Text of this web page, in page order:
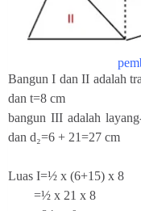
Bangun I dan II adalah
dan t=8 cm
bangun III adalah
dan d₂=6 + 21=27 cm
Luas I=½ x (6+15) x 8
=½ x 21 x 8